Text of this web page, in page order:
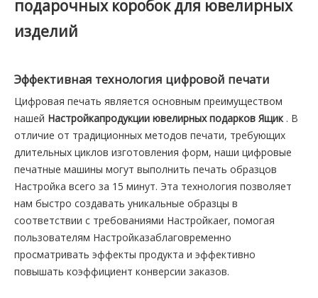
подарочных коробок для ювелирных
изделий
Эффективная технология цифровой печати
Цифровая печать является основным преимуществом
нашей Настройкапродукции ювелирных подарков Ящик . В
отличие от традиционных методов печати, требующих
длительных циклов изготовления форм, наши цифровые
печатные машины могут выполнить печать образцов
Настройка всего за 15 минут. Эта технология позволяет
нам быстро создавать уникальные образцы в
соответствии с требованиями Настройкаer, помогая
пользователям Настройказаблаговременно
просматривать эффекты продукта и эффективно
повышать коэффициент конверсии заказов.